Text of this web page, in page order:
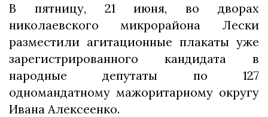
В пятницу, 21 июня, во дворах
николаевского микрорайона Лески
разместили агитационные плакаты уже
зарегистрированного кандидата в
народные депутаты по 127
одномандатному мажоритарному округу
Ивана Алексеенко.